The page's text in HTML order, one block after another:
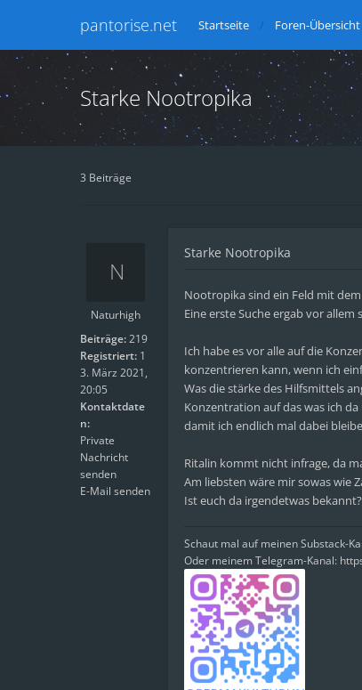
pantorise.net Startseite Foren-Übersicht
Starke Nootropika
3 Beiträge
Naturhigh
Beiträge:219
Registriert: 1
3. März 2021,
20:05
Kontaktdate
n:
Private
Nachricht
senden
E-Mail senden
Starke Nootropika
Nootropika sind ein Feld mit
Eine erste Suche ergab vor
Ich habe es vor alle auf die
konzentrieren kann, wenn ich
Was die stärke des Hilfsmittels
Konzentration auf das was ich
damit ich endlich mal dabei
Ritalin kommt nicht infrage, da
Am liebsten wäre mir sowas wie
Ist euch da irgendetwas bekannt?
Schaut mal auf meinen Substack-
Oder meinem Telegram-Kanal: